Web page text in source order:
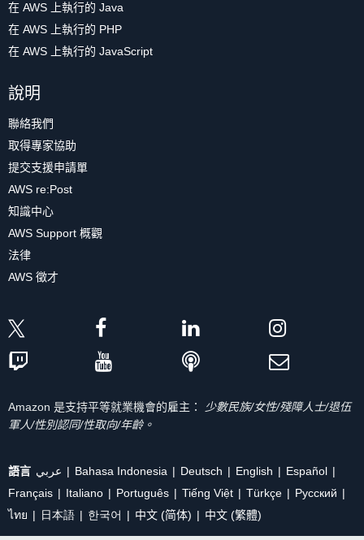
在 AWS 上執行的 Java
在 AWS 上執行的 PHP
在 AWS 上執行的 JavaScript
說明
聯絡我們
取得專家協助
提交支援申請單
AWS re:Post
知識中心
AWS Support 概觀
法律
AWS 徵才
Amazon 是支持平等就業機會的雇主：
少數民族/女性/殘障人士/退伍
軍人/性別認同/性取向/年齡。
語言 عربي Bahasa Indonesia Deutsch English
Español
Français
Italiano Português Tiếng Việt Türkçe
Ρусский
ไทย
日本語 한국어 中文 (简体) 中文 (繁體)